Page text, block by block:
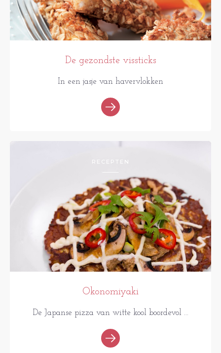
De gezondste vissticks
In een jasje van havervlokken
RECEPTEN
Okonomiyaki
De Japanse pizza van witte kool boordevol ...